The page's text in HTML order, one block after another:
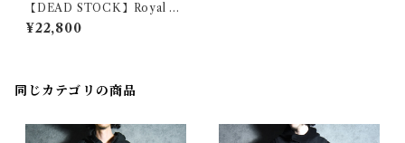
【DEAD STOCK】Royal Ai
r Force Waterproof Jacket
イギリス軍 ウォータープルー
¥22,800
同じカテゴリの商品